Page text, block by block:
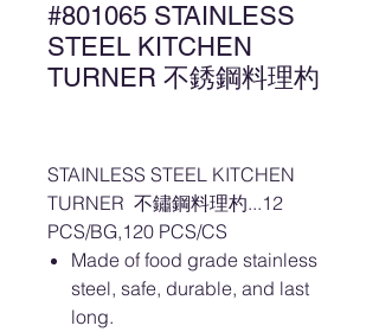
#801065 STAINLESS
STEEL KITCHEN
TURNER 不銹鋼料理杓
STAINLESS STEEL KITCHEN
TURNER 不鏽鋼料理杓...12
PCS/BG,120 PCS/CS
Made of food grade stainless
steel, safe, durable, and last
long.